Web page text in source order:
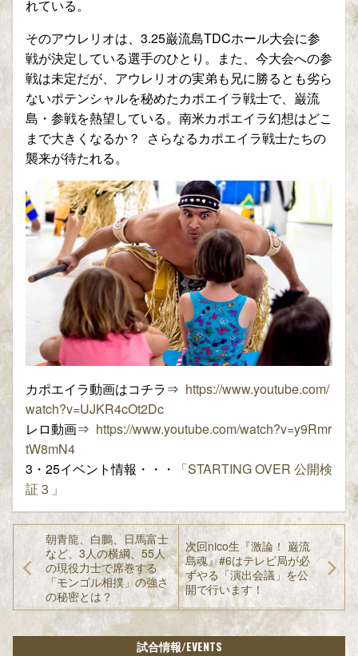
れている。
そのアウレリオは、3.25巌流島TDCホール大会に参
戦が決定している選手のひとり。また、今大会への参
戦は未定だが、アウレリオの実弟も兄に勝るとも劣ら
ないポテンシャルを秘めたカポエイラ戦士で、巌流
島・参戦を熱望している。南米カポエイラ幻想はどこ
まで大きくなるか？ さらなるカポエイラ戦士たちの
襲来が待たれる。
カポエイラ動画はコチラ⇒ https://www.youtube.com/
watch?v=UJKR4cOt2Dc
レロ動画⇒ https://www.youtube.com/watch?v=y9Rmr
tW8mN4
3・25イベント情報・・・
「STARTING OVER 公開検
証３」
朝青龍、白鵬、日馬富士
など、3人の横綱、55人
の現役力士で席巻する
「モンゴル相撲」の強さ
の秘密とは？
次回nico生『激論！ 巌流
島魂』#6はテレビ局が必
ずやる「演出会議」を公
開で行います！
試合情報/EVENTS